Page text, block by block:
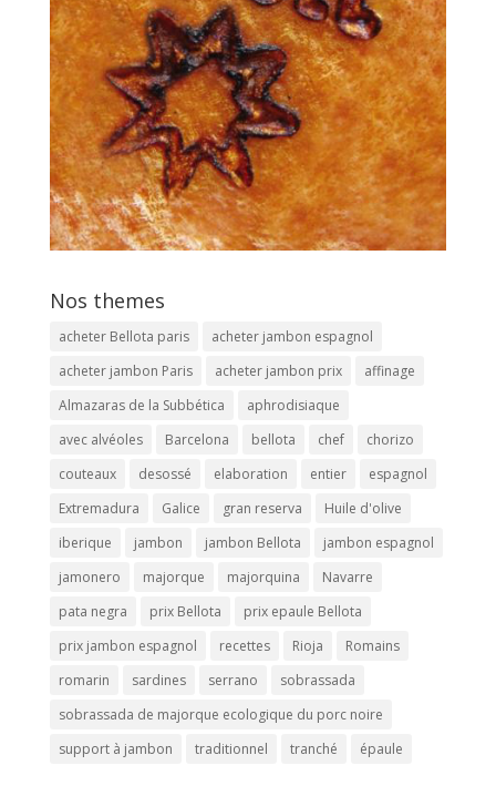
Nos themes
acheter Bellota paris
acheter jambon espagnol
acheter jambon Paris
acheter jambon prix
affinage
Almazaras de la Subbética
aphrodisiaque
avec alvéoles
Barcelona bellota chef
chorizo
couteaux
desossé elaboration entier
espagnol
Extremadura
Galice gran reserva
Huile d'olive
iberique
jambon jambon Bellota
jambon espagnol
jamonero
majorque majorquina
Navarre
pata negra
prix Bellota
prix epaule Bellota
prix jambon espagnol
recettes Rioja
Romains
romarin
sardines serrano
sobrassada
sobrassada de majorque ecologique du porc noire
support à jambon
traditionnel tranché épaule